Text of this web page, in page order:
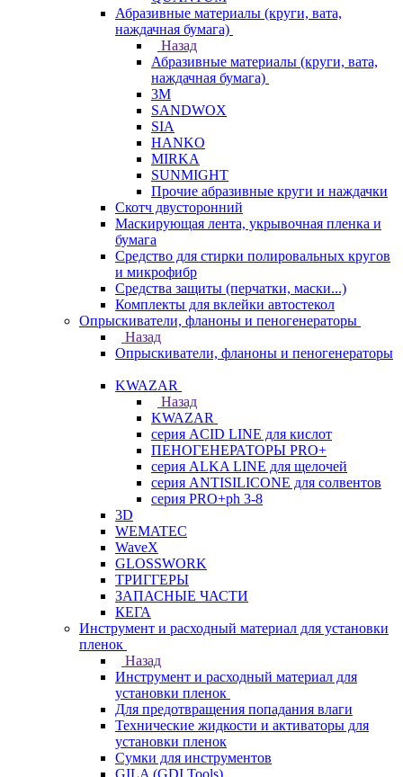
Абразивные материалы (круги, вата,
наждачная бумага)
Назад
Абразивные материалы (круги, вата,
наждачная бумага)
3М
SANDWOX
SIA
HANKO
MIRKA
SUNMIGHT
Прочие абразивные круги и наждачки
Скотч двусторонний
Маскирующая лента, укрывочная пленка и
бумага
Средство для стирки полировальных кругов
и микрофибр
Средства защиты (перчатки, маски...)
Комплекты для вклейки автостекол
Опрыскиватели, фланоны и пеногенераторы
Назад
Опрыскиватели, фланоны и пеногенераторы
KWAZAR
Назад
KWAZAR
серия ACID LINE для кислот
ПЕНОГЕНЕРАТОРЫ PRO+
серия ALKA LINE для щелочей
серия ANTISILICONE для солвентов
серия PRO+ph 3-8
3D
WEMATEC
WaveX
GLOSSWORK
ТРИГГЕРЫ
ЗАПАСНЫЕ ЧАСТИ
КЕГА
Инструмент и расходный материал для установки
пленок
Назад
Инструмент и расходный материал для
установки пленок
Для предотвращения попадания влаги
Технические жидкости и активаторы для
установки пленок
Сумки для инструментов
GILA (GDI Tools)